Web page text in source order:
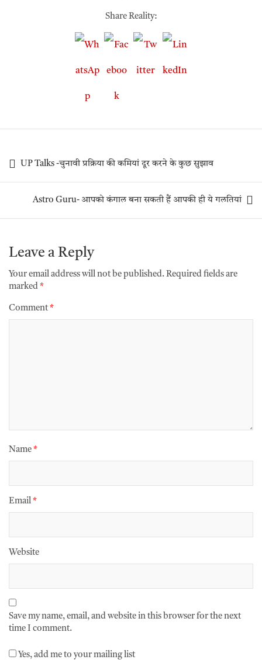
Share Reality:
UP Talks -चुनावी प्रक्रिया की कमियां दूर करने के कुछ सुझाव
Astro Guru- आपको कंगाल बना सकती हैं आपकी ही ये गलतियां
Leave a Reply
Your email address will not be published. Required fields are
marked *
Comment *
Name *
Email *
Website
Save my name, email, and website in this browser for the next
time I comment.
Yes, add me to your mailing list